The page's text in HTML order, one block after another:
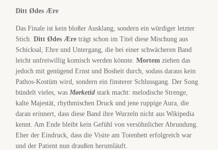
Ditt Ødes Ære
Das Finale ist kein bloßer Ausklang, sondern ein würdiger letzter
Stich. Ditt Ødes Ære trägt schon im Titel diese Mischung aus
Schicksal, Ehre und Untergang, die bei einer schwächeren Band
leicht unfreiwillig komisch werden könnte. Mortem ziehen das
jedoch mit genügend Ernst und Bosheit durch, sodass daraus kein
Pathos-Kostüm wird, sondern ein finsterer Schlussgang. Der Song
bündelt vieles, was Mørketid stark macht: melodische Strenge,
kalte Majestät, rhythmischen Druck und jene ruppige Aura, die
daran erinnert, dass diese Band ihre Wurzeln nicht aus Wikipedia
kennt. Am Ende bleibt kein Gefühl von versöhnlicher Abrundung.
Eher der Eindruck, dass die Visite am Totenbett erfolgreich war
und der Patient nun draußen herumläuft.